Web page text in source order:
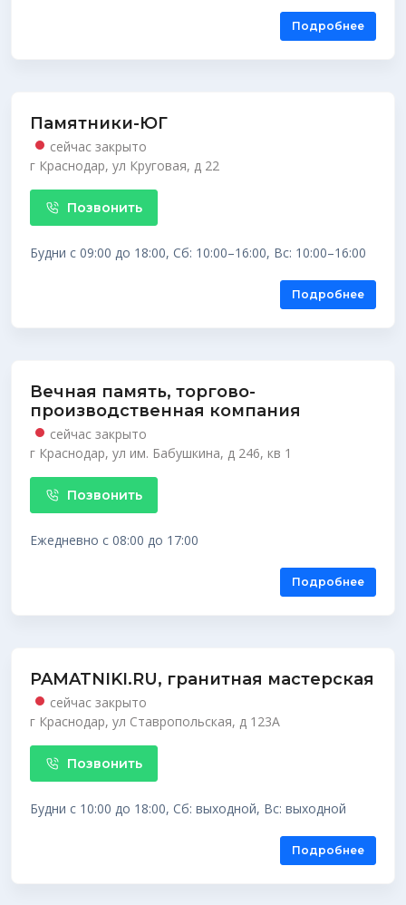
Подробнее
Памятники-ЮГ
сейчас закрыто
г Краснодар, ул Круговая, д 22
Позвонить
Будни с 09:00 до 18:00, Сб: 10:00–16:00, Вс: 10:00–16:00
Подробнее
Вечная память, торгово-
производственная компания
сейчас закрыто
г Краснодар, ул им. Бабушкина, д 246, кв 1
Позвонить
Ежедневно с 08:00 до 17:00
Подробнее
PAMATNIKI.RU, гранитная мастерская
сейчас закрыто
г Краснодар, ул Ставропольская, д 123А
Позвонить
Будни с 10:00 до 18:00, Сб: выходной, Вс: выходной
Подробнее